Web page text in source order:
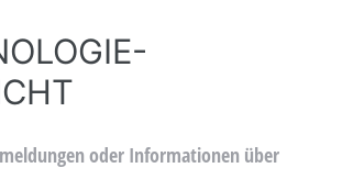
oder Informationen über